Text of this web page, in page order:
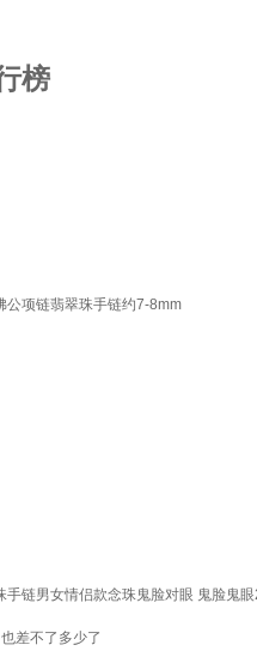
榜
公项链翡翠珠手链约7-8mm
链男女情侣款念珠鬼脸对眼 鬼脸鬼
差不了多少了